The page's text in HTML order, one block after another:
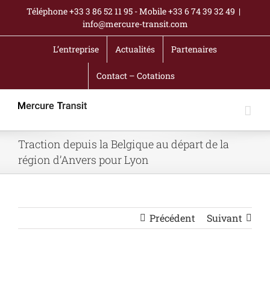
Passer
contenu
Téléphone +33 3 86 52 11 95 - Mobile +33 6 74 39 32 49 |
info@mercure-transit.com
L’entreprise Actualités Partenaires
Contact – Cotations
Traction depuis la Belgique au départ de la
région d’Anvers pour Lyon
Précédent Suivant